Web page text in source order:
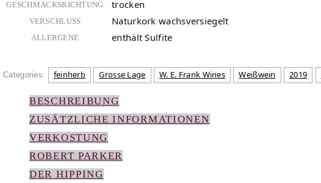
GESCHMACKSRICHTUNG trocken
VERSCHLUSS Naturkork wachsversiegelt
ALLERGENE enthält Sulfite
Categories: feinherb Grosse Lage W. E. Frank Wines Weißwein 2019
BESCHREIBUNG
ZUSÄTZLICHE INFORMATIONEN
VERKOSTUNG
ROBERT PARKER
DER HIPPING